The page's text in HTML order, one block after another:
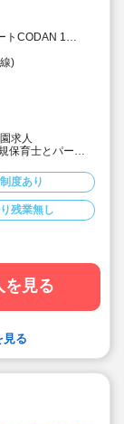
CODAN 16
)
求人
育士とパート
しています！
園立ち上げ時に
で住宅借りるこ
着率80%以上
支給あり）
用し、業務時間
しています
や研修受講の代
産育休など、い
育現場を持って
験がつめます
度あり
残業無し
を見る
見る